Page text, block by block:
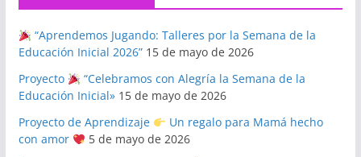
“Aprendemos Jugando: Talleres por la Semana de la
Educación Inicial 2026” 15 de mayo de 2026
Proyecto
“Celebramos con Alegría la Semana de la
Educación Inicial» 15 de mayo de 2026
Proyecto de Aprendizaje
Un regalo para Mamá hecho
con amor
5 de mayo de 2026